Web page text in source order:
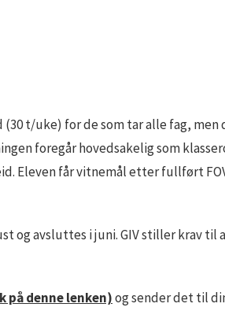
t/uke) for de som tar alle fag, men
foregår hovedsakelig som
Eleven får vitnemål etter fullført
og avsluttes i juni. GIV stiller krav til
på denne lenken)og sender det til